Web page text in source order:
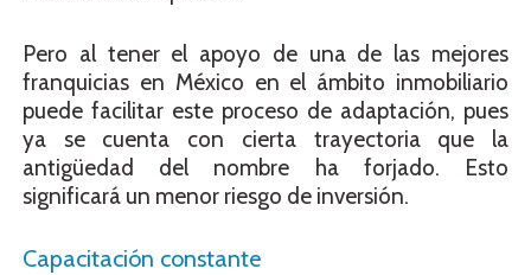
Pero al tener el apoyo de una de las mejores
franquicias en México en el ámbito inmobiliario
puede facilitar este proceso de adaptación, pues
ya se cuenta con cierta trayectoria que la
antigüedad del nombre ha forjado. Esto
significará un menor riesgo de inversión.
Capacitación constante